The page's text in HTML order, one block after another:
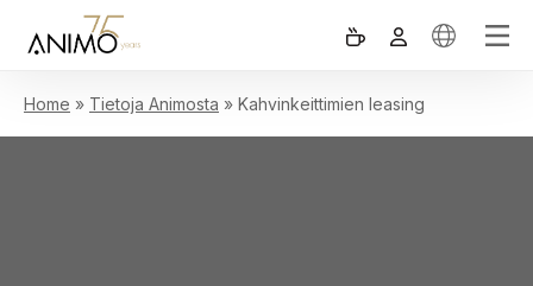
Home » Tietoja Animosta » Kahvinkeittimien leasing